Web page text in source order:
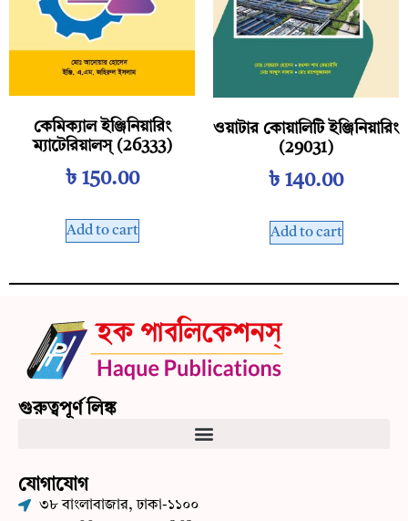
কেমিক্যাল ইঞ্জিনিয়ারিং
ম্যাটেরিয়ালস্‌ (26333)
৳ 150.00
Add to cart
ওয়াটার কোয়ালিটি ইঞ্জিনিয়ারিং
(29031)
৳ 140.00
Add to cart
গুরুত্বপূর্ণ লিঙ্ক
যোগাযোগ
৩৮ বাংলাবাজার, ঢাকা-১১০০